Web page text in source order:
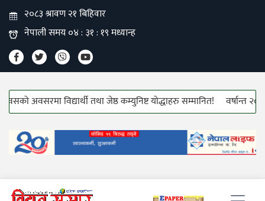
विद्यार्थी तथा जेष्ठ कम्युनिष्ट योद्धाहरु सम्मानित! वर्षान्त २०८१ः